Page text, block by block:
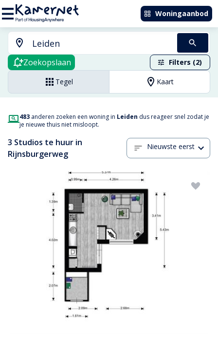
Woningaanbod
Zoekopslaan Filters (2)
Tegel Kaart
483 anderen zoeken een woning in Leiden dus reageer snel zodat je
je nieuwe thuis niet misloopt.
3 Studios te huur in
Rijnsburgerweg
Nieuwste eerst